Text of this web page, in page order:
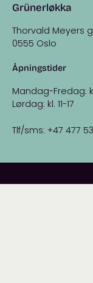
Grünerløkka
Thorvald Meyers
0555 Oslo
Åpningstider
Mandag-Fredag:
Lørdag: kl. 11-17
Tlf/sms: +47 477